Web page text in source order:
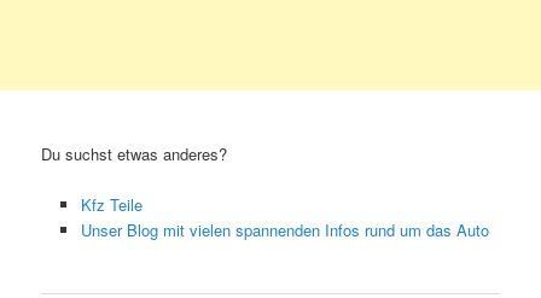
Du suchst etwas anderes?
Kfz Teile
Unser Blog mit vielen spannenden Infos rund um das Auto